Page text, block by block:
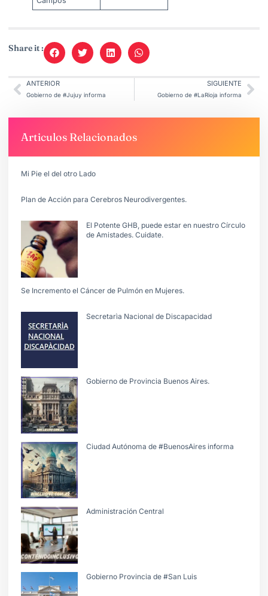
Share it :
ANTERIOR
Gobierno de #Jujuy informa
SIGUIENTE
Gobierno de #LaRioja informa
Articulos Relacionados
Mi Pie el del otro Lado
Plan de Acción para Cerebros Neurodivergentes.
El Potente GHB, puede estar en nuestro Círculo
de Amistades. Cuidate.
Se Incremento el Cáncer de Pulmón en Mujeres.
Secretarìa Nacional de Discapacidad
Gobierno de Provincia Buenos Aires.
Ciudad Autónoma de #BuenosAires informa
Administración Central
Gobierno Provincia de #San Luis